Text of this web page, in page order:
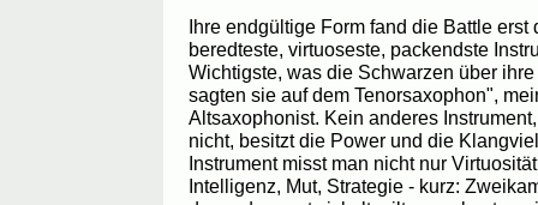
Ihre endgültige Form fand die Battle erst
beredteste, virtuoseste, packendste
Wichtigste, was die Schwarzen über
sagten sie auf dem Tenorsaxophon",
Altsaxophonist. Kein anderes
nicht, besitzt die Power und die
Instrument misst man nicht nur
Intelligenz, Mut, Strategie - kurz: